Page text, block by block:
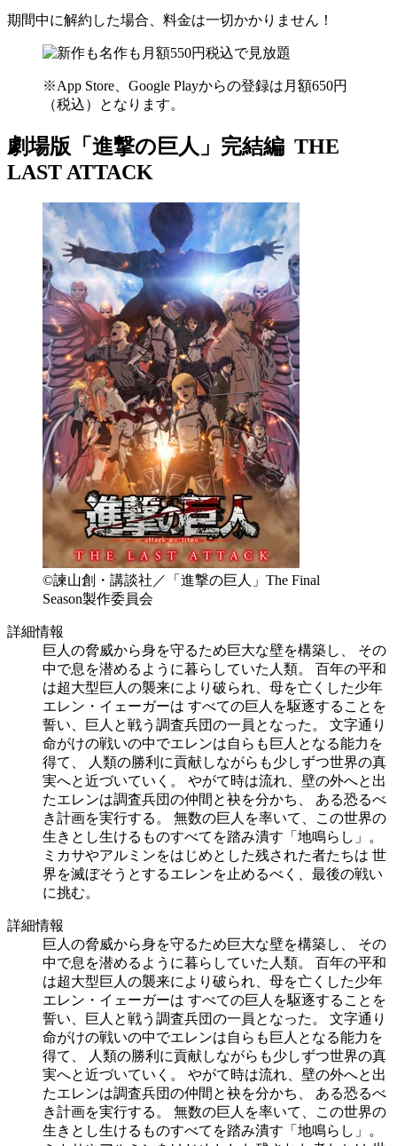
期間中に解約した場合、料金は一切かかりません！
※App Store、Google Playからの登録は月額650円
（税込）となります。
劇場版「進撃の巨人」完結編 THE
LAST ATTACK
©諫山創・講談社／「進撃の巨人」The Final
Season製作委員会
詳細情報
巨人の脅威から身を守るため巨大な壁を構築し、 その
中で息を潜めるように暮らしていた人類。 百年の平和
は超大型巨人の襲来により破られ、母を亡くした少年
エレン・イェーガーは すべての巨人を駆逐することを
誓い、巨人と戦う調査兵団の一員となった。 文字通り
命がけの戦いの中でエレンは自らも巨人となる能力を
得て、 人類の勝利に貢献しながらも少しずつ世界の真
実へと近づいていく。 やがて時は流れ、壁の外へと出
たエレンは調査兵団の仲間と袂を分かち、 ある恐るべ
き計画を実行する。 無数の巨人を率いて、この世界の
生きとし生けるものすべてを踏み潰す「地鳴らし」。
ミカサやアルミンをはじめとした残された者たちは 世
界を滅ぼそうとするエレンを止めるべく、最後の戦い
に挑む。
詳細情報
巨人の脅威から身を守るため巨大な壁を構築し、 その
中で息を潜めるように暮らしていた人類。 百年の平和
は超大型巨人の襲来により破られ、母を亡くした少年
エレン・イェーガーは すべての巨人を駆逐することを
誓い、巨人と戦う調査兵団の一員となった。 文字通り
命がけの戦いの中でエレンは自らも巨人となる能力を
得て、 人類の勝利に貢献しながらも少しずつ世界の真
実へと近づいていく。 やがて時は流れ、壁の外へと出
たエレンは調査兵団の仲間と袂を分かち、 ある恐るべ
き計画を実行する。 無数の巨人を率いて、この世界の
生きとし生けるものすべてを踏み潰す「地鳴らし」。